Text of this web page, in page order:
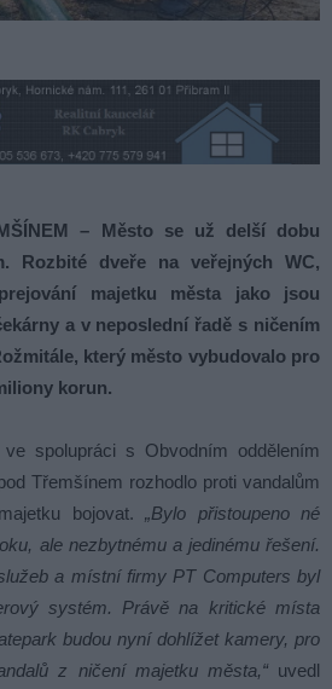
– Město se už delší dobu
Rozbité dveře na veřejných WC,
majetku města jako jsou
a v neposlední řadě s ničením
který město vybudovalo pro
korun.
spolupráci s Obvodním oddělením
Třemšínem rozhodlo proti vandalům
bojovat.„Bylo přistoupeno né
ale nezbytnému a jedinému řešení.
a místní firmy PT Computers byl
systém. Právě na kritické místa
budou nyní dohlížet kamery, pro
z ničení majetku města,“uvedl